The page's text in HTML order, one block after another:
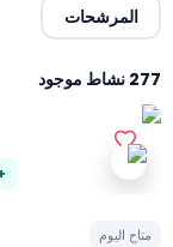
المرشحات
اليوم